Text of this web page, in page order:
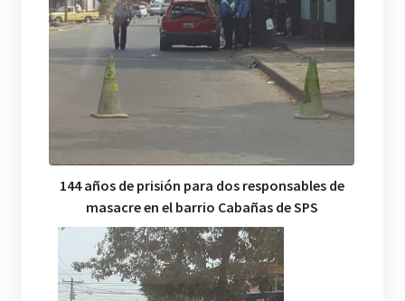
144 años de prisión para dos responsables de
masacre en el barrio Cabañas de SPS